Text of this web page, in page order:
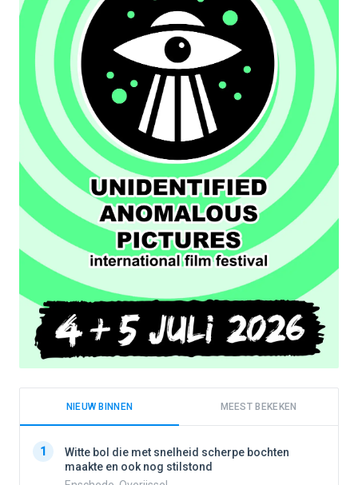
NIEUW BINNEN MEEST BEKEKEN
1
Witte bol die met snelheid scherpe bochten
maakte en ook nog stilstond